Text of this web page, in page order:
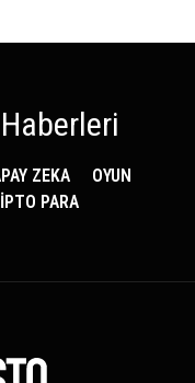
ZEKA
OYUN
PARA